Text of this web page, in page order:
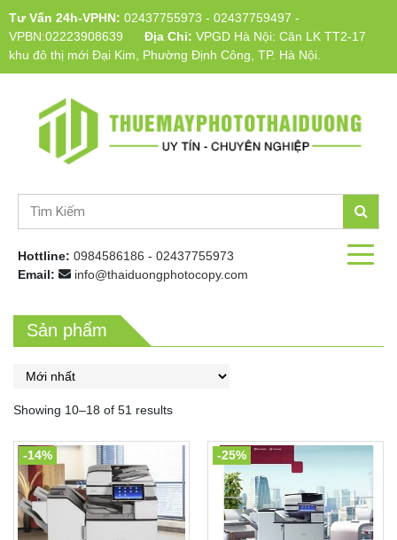
Tư Vấn 24h-VPHN: 02437755973 - 02437759497 -
VPBN:02223908639
Địa Chỉ: VPGD Hà Nội: Căn LK TT2-17
khu đô thị mới Đại Kim, Phường Định Công, TP. Hà Nội.
Hottline: 0984586186 - 02437755973
Email:
info@thaiduongphotocopy.com
Sản phẩm
Showing 10–18 of 51 results
-14% -25%